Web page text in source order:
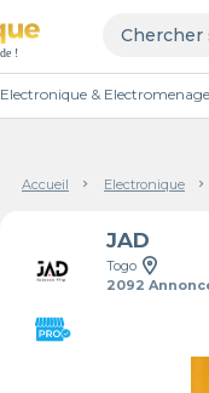
Electronique &
Accueil Electronique
JAD
Togo
2092